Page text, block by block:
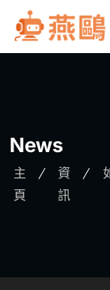
News
主
頁
資
訊